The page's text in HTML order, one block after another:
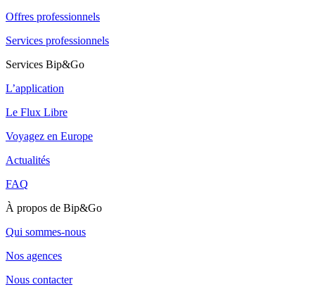
Offres professionnels
Services professionnels
Services Bip&Go
L’application
Le Flux Libre
Voyagez en Europe
Actualités
FAQ
À propos de Bip&Go
Qui sommes-nous
Nos agences
Nous contacter